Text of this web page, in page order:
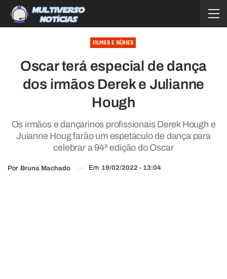
FILMES E SÉRIES
Oscar terá especial de dança
dos irmãos Derek e Julianne
Hough
Os irmãos e dançarinos profissionais Derek Hough e
Juianne Houg farão um espetáculo de dança para
celebrar a 94ª edição do Oscar
Por Bruna Machado Em 19/02/2022 - 13:04